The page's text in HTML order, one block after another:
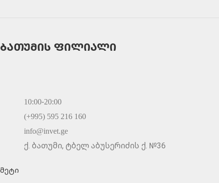
ბათუმის ფილიალი
10:00-20:00
(+995) 595 216 160
info@invet.ge
ქ. ბათუმი, ტბელ აბუსერიძის ქ. №36
მეტი